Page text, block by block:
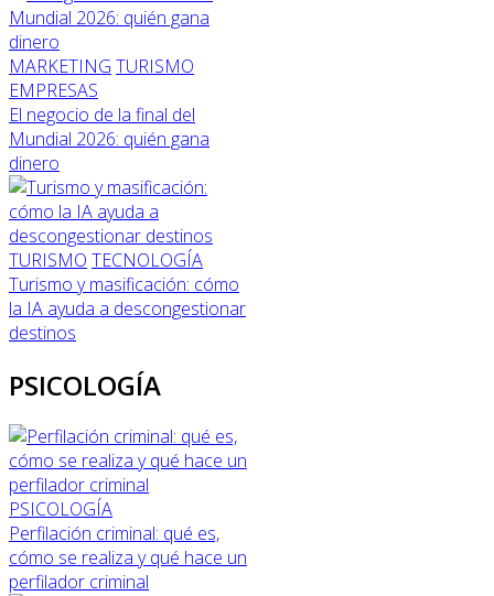
MARKETING TURISMO
EMPRESAS
El negocio de la final del
Mundial 2026: quién gana
dinero
TURISMO TECNOLOGÍA
Turismo y masificación: cómo
la IA ayuda a descongestionar
destinos
PSICOLOGÍA
PSICOLOGÍA
Perfilación criminal: qué es,
cómo se realiza y qué hace un
perfilador criminal